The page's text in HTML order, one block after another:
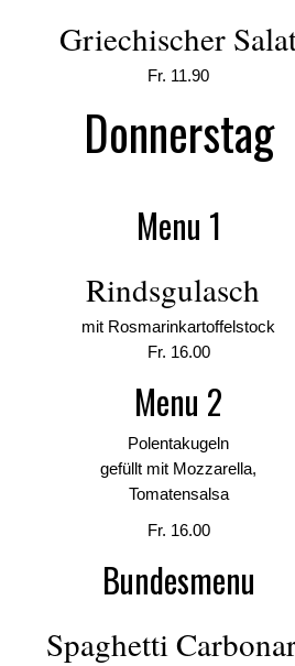
Griechischer
Fr. 11.90
Donnerstag
Menu 1
Rindsgulasch
mit Rosmarinkartoffelstock
Fr. 16.00
Menu 2
Polentakugeln
gefüllt mit Mozzarella,
Tomatensalsa
Fr. 16.00
Bundesmenu
Spaghetti